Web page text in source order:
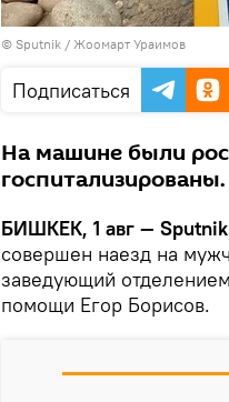
© Sputnik / Жоомарт Ураимов
Подписаться
На машине были
госпитализированы.
БИШКЕК, 1 авг —
совершен наезд на
заведующий
помощи Егор Борисов.